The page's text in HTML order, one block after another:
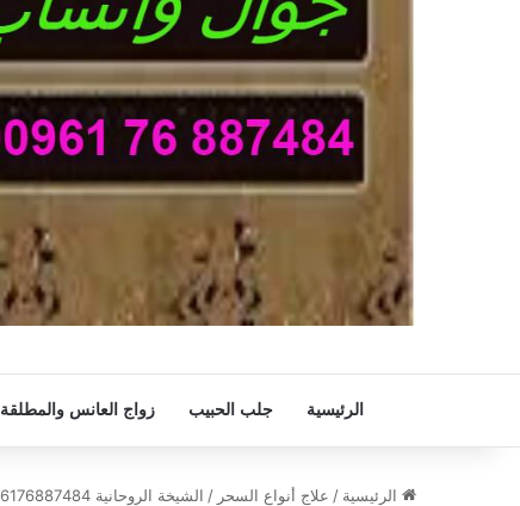
الرئيسية جلب الحبيب زواج العانس والمطلقة
الرئيسية / علاج أنواع السحر / الشيخة الروحانية 0096176887484-علاج الربط للمرأة